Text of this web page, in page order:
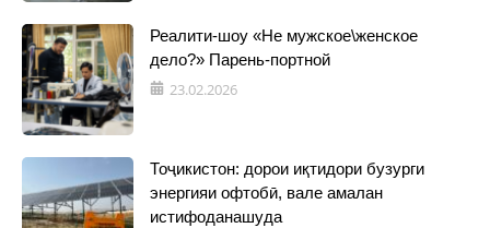
Реалити-шоу «Не мужское\женское
дело?» Парень-портной
23.02.2026
Тоҷикистон: дорои иқтидори бузурги
энергияи офтобӣ, вале амалан
истифоданашуда